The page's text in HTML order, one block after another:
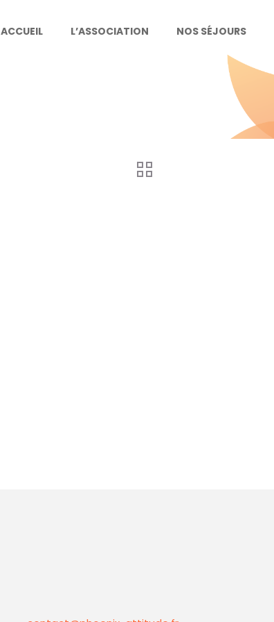
ACCUEIL L’ASSOCIATION NOS SÉJOURS